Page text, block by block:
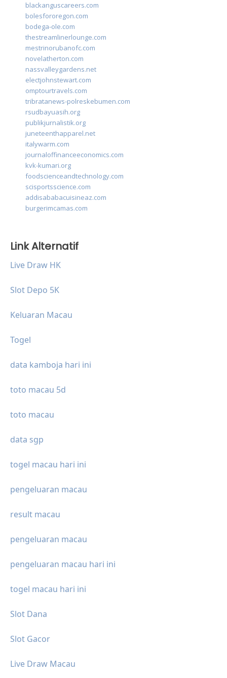
blackanguscareers.com
bolesfororegon.com
bodega-ole.com
thestreamlinerlounge.com
mestrinorubanofc.com
novelatherton.com
nassvalleygardens.net
electjohnstewart.com
omptourtravels.com
tribratanews-polreskebumen.com
rsudbayuasih.org
publikjurnalistik.org
juneteenthapparel.net
italywarm.com
journaloffinanceeconomics.com
kvk-kumari.org
foodscienceandtechnology.com
scisportsscience.com
addisababacuisineaz.com
burgerimcamas.com
Link Alternatif
Live Draw HK
Slot Depo 5K
Keluaran Macau
Togel
data kamboja hari ini
toto macau 5d
toto macau
data sgp
togel macau hari ini
pengeluaran macau
result macau
pengeluaran macau
pengeluaran macau hari ini
togel macau hari ini
Slot Dana
Slot Gacor
Live Draw Macau